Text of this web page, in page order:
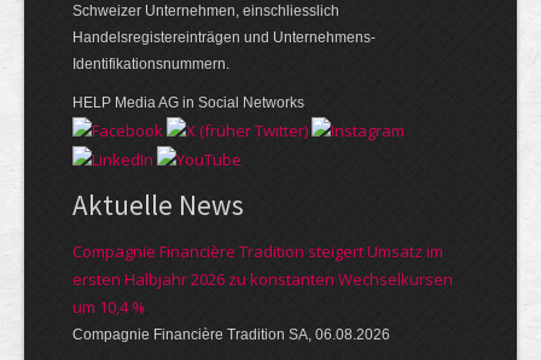
Schweizer Unternehmen, einschliesslich
Handelsregistereinträgen und Unternehmens-
Identifikationsnummern.
HELP Media AG in Social Networks
Aktuelle News
Compagnie Financière Tradition steigert Umsatz im
ersten Halbjahr 2026 zu konstanten Wechselkursen
um 10,4 %
Compagnie Financière Tradition SA, 06.08.2026